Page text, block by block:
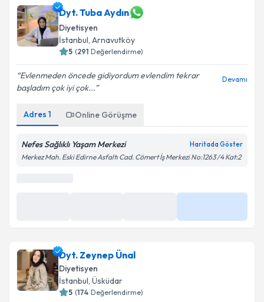
Dyt. Tuba Aydın
Diyetisyen
İstanbul, Arnavutköy
5 (291 Değerlendirme)
Evlenmeden öncede gidiyordum evlendim tekrar
başladım çok iyi çok...
Devamı
Adres 1 Online Görüşme
Nefes Sağlıklı Yaşam Merkezi Haritada Göster
Merkez Mah. Eski Edirne Asfaltı Cad. Cömert İş Merkezi No:1263 /4 Kat:2
hazırlandığında e-posta ile bilgilendireceğiz.
E-posta Adresiniz
Dyt. Zeynep Ünal
Diyetisyen
İstanbul Üsküdar
5 (174 Değerlendirme)